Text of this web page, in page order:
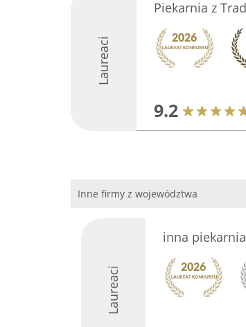
Laureaci
Piekarnia z
9.2
Inne firmy z województwa
Laureaci
inna piekarnia